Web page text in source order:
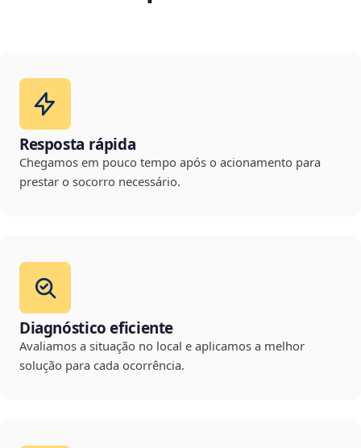
Resposta rápida
Chegamos em pouco tempo após o acionamento para
prestar o socorro necessário.
Diagnóstico eficiente
Avaliamos a situação no local e aplicamos a melhor
solução para cada ocorrência.